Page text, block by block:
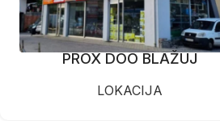
PROX DOO BLAŽUJ
LOKACIJA